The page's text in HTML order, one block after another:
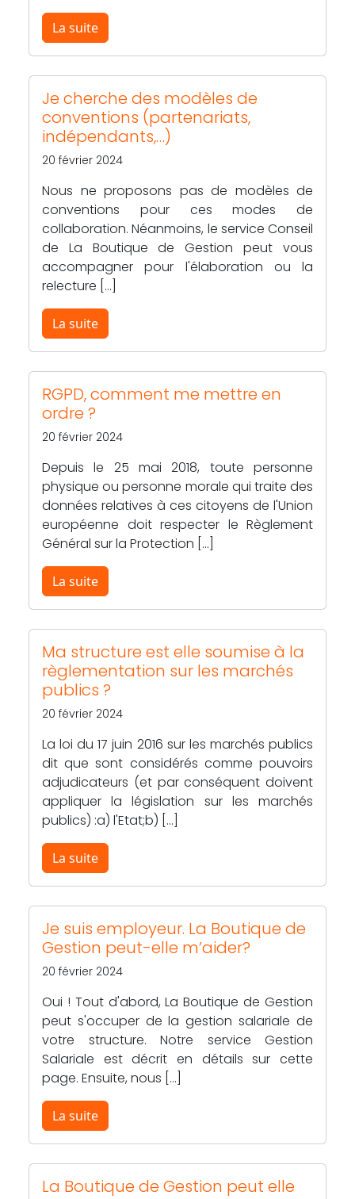
La suite
Je cherche des modèles de
conventions (partenariats,
indépendants,…)
20 février 2024
Nous ne proposons pas de modèles de
conventions pour ces modes de
collaboration. Néanmoins, le service Conseil
de La Boutique de Gestion peut vous
accompagner pour l'élaboration ou la
relecture […]
La suite
RGPD, comment me mettre en
ordre ?
20 février 2024
Depuis le 25 mai 2018, toute personne
physique ou personne morale qui traite des
données relatives à ces citoyens de l'Union
européenne doit respecter le Règlement
Général sur la Protection […]
La suite
Ma structure est elle soumise à la
règlementation sur les marchés
publics ?
20 février 2024
La loi du 17 juin 2016 sur les marchés publics
dit que sont considérés comme pouvoirs
adjudicateurs (et par conséquent doivent
appliquer la législation sur les marchés
publics) :a) l'Etat;b) […]
La suite
Je suis employeur. La Boutique de
Gestion peut-elle m’aider?
20 février 2024
Oui ! Tout d'abord, La Boutique de Gestion
peut s'occuper de la gestion salariale de
votre structure. Notre service Gestion
Salariale est décrit en détails sur cette
page. Ensuite, nous […]
La suite
La Boutique de Gestion peut elle